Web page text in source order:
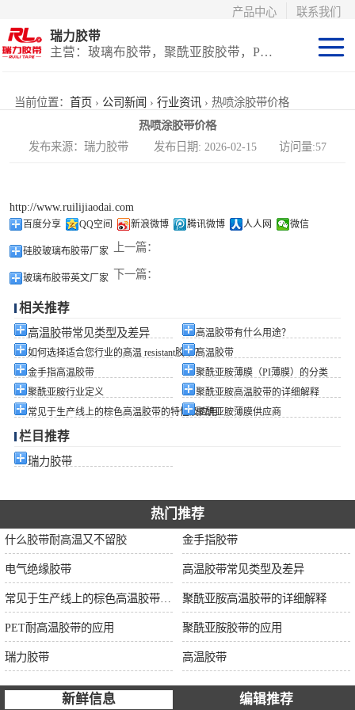
联系我们
产品中心
瑞力胶带
主营：玻璃布胶带，聚酰亚胺胶带，PET高温胶带，耐高温保护膜
当前位置： 首页 › 公司新闻 › 行业资讯 › 热喷涂胶带价格
热喷涂胶带价格
发布来源：瑞力胶带 发布日期: 2026-02-15 访问量:57
http://www.ruilijiaodai.com
百度分享 QQ空间 新浪微博 腾讯微博 人人网 微信
上一篇：
硅胶玻璃布胶带厂家
下一篇：
玻璃布胶带英文厂家
相关推荐
高温胶带常见类型及差异
高温胶带有什么用途？
如何选择适合您行业的高温 resistant胶带？高温胶带
金手指高温胶带
聚酰亚胺薄膜（PI薄膜）的分类
聚酰亚胺行业定义
聚酰亚胺高温胶带的详细解释
常见于生产线上的棕色高温胶带的特性及应用聚酰亚胺薄膜供应商
栏目推荐
瑞力胶带
热门推荐
什么胶带耐高温又不留胶 金手指胶带
电气绝缘胶带 高温胶带常见类型及差异
聚酰亚胺高温胶带的详细解释
PET耐高温胶带的应用 聚酰亚胺胶带的应用
瑞力胶带 高温胶带
新鲜信息 编辑推荐
聚酰亚胺系列
玻璃布胶带（特
（保护膜）
等离子热喷涂胶
带
防火陶瓷化硅胶
带